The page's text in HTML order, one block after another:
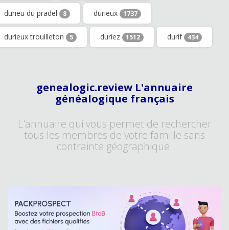
durieu du pradel 8 durieux 1737
durieux trouilleton 5 duriez 1512 durif 434
genealogic.review L'annuaire
généalogique français
L'annuaire qui vous permet de rechercher
tous les membres de votre famille sans
contrainte géographique.